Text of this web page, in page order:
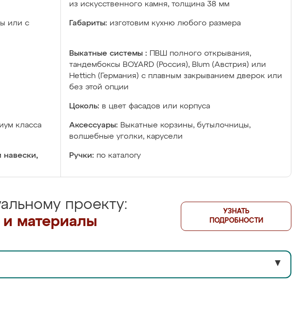
из искусственного камня, толщина 38 мм
или с
Габариты: изготовим кухню любого размера
Выкатные системы :
ПВШ полного открывания,
тандембоксы BOYARD (Россия), Blum (Австрия) или
Hettich (Германия) с плавным закрыванием дверок или
без этой опции
Цоколь: в цвет фасадов или корпуса
класса
Аксессуары: Выкатные корзины, бутылочницы,
волшебные уголки, карусели
навески,
Ручки: по каталогу
проекту:
материалы
УЗНАТЬ
ПОДРОБНОСТИ
▼